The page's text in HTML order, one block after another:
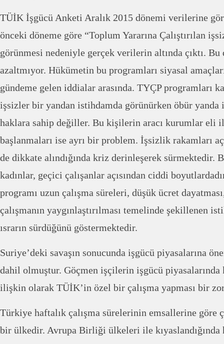
TÜİK İşgücü Anketi Aralık 2015 dönemi verilerine
önceki döneme göre “Toplum Yararına Çalıştırılan
görünmesi nedeniyle gerçek verilerin altında çıktı.
azaltmıyor. Hükümetin bu programları siyasal
gündeme gelen iddialar arasında. TYÇP programları
işsizler bir yandan istihdamda görünürken öbür
haklara sahip değiller. Bu kişilerin aracı kurumlar eli
başlanmaları ise ayrı bir problem. İşsizlik rakamları
de dikkate alındığında kriz derinleşerek sürmektedir.
kadınlar, geçici çalışanlar açısından ciddi
programı uzun çalışma süreleri, düşük ücret
çalışmanın yaygınlaştırılması temelinde şekillenen
ısrarın sürdüğünü göstermektedir.
Suriye’deki savaşın sonucunda işgücü piyasalarına
dahil olmuştur. Göçmen işçilerin işgücü piyasalarında
ilişkin olarak TÜİK’in özel bir çalışma yapması bir
Türkiye haftalık çalışma sürelerinin emsallerine göre
bir ülkedir. Avrupa Birliği ülkeleri ile kıyaslandığında